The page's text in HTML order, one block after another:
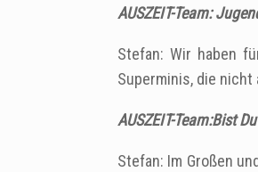
AUSZEIT-Team:
Stefan: Wir haben
Superminis, die‎
AUSZEIT-Team:Bist
Stefan: Im Großen